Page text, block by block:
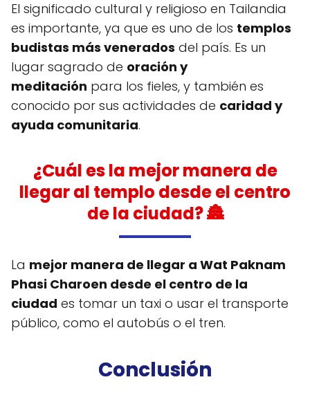
El significado cultural y religioso en Tailandia
es importante, ya que es uno de los templos
budistas más venerados del país. Es un
lugar sagrado de oración y
meditación para los fieles, y también es
conocido por sus actividades de caridad y
ayuda comunitaria.
¿Cuál es la mejor manera de
llegar al templo desde el centro
de la ciudad? 🏯
La mejor manera de llegar a Wat Paknam
Phasi Charoen desde el centro de la
ciudad es tomar un taxi o usar el transporte
público, como el autobús o el tren.
Conclusión